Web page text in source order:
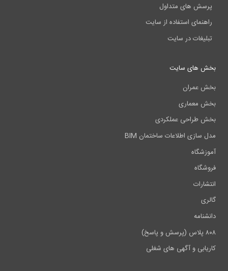
پرسش های متداول
راهنمای استفاده از سایت
تبلیغات در سایت
بخش های سایت
بخش عمران
بخش معماری
بخش طراحی عملکردی
مدل سازی اطلاعات ساختمان BIM
آموزشگاه
فروشگاه
انتشارات
گالری
دانشنامه
۸۰۸ پلاس (پرسش و پاسخ)
کاریابی و آگهی های شغلی